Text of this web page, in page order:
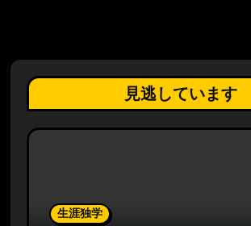
見逃しています
生涯独学